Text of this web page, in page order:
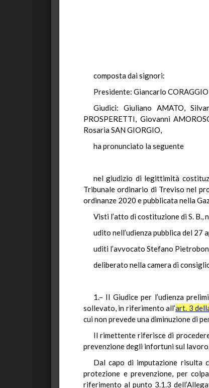
composta dai signori:
Presidente: Giancarlo CORAGGIO
Giudici: Giuliano AMATO,
PROSPERETTI, Giovanni
Rosaria SAN GIORGIO,
ha pronunciato la seguente
nel giudizio di legittimità
Tribunale ordinario di Treviso nel
ordinanze 2020 e pubblicata nella
Visti l’atto di costituzione di S.
udito nell’udienza pubblica del
uditi l’avvocato Stefano
deliberato nella camera di
1.– Il Giudice per l’udienza
sollevato, in riferimento all’art. 3
cui non prevede una diminuzione di
Il rimettente riferisce di
prevenzione degli infortuni sul
Dal capo di imputazione risulta
protezione e prevenzione, per
riferimento al punto 3.1.3